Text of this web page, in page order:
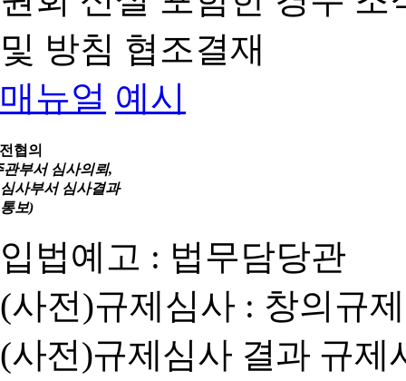
및 방침 협조결재
매뉴얼 예시
협의
관부서 심사의뢰,
심사부서 심사결과
통보)
입법예고 : 법무담당관
(사전)규제심사 : 창의규
(사전)규제심사 결과 규